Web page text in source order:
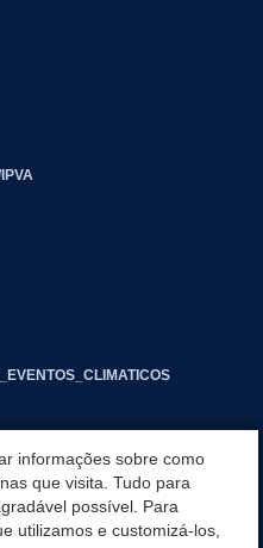
informações sobre como
que visita. Tudo para
possível. Para
utilizamos e customizá-los,